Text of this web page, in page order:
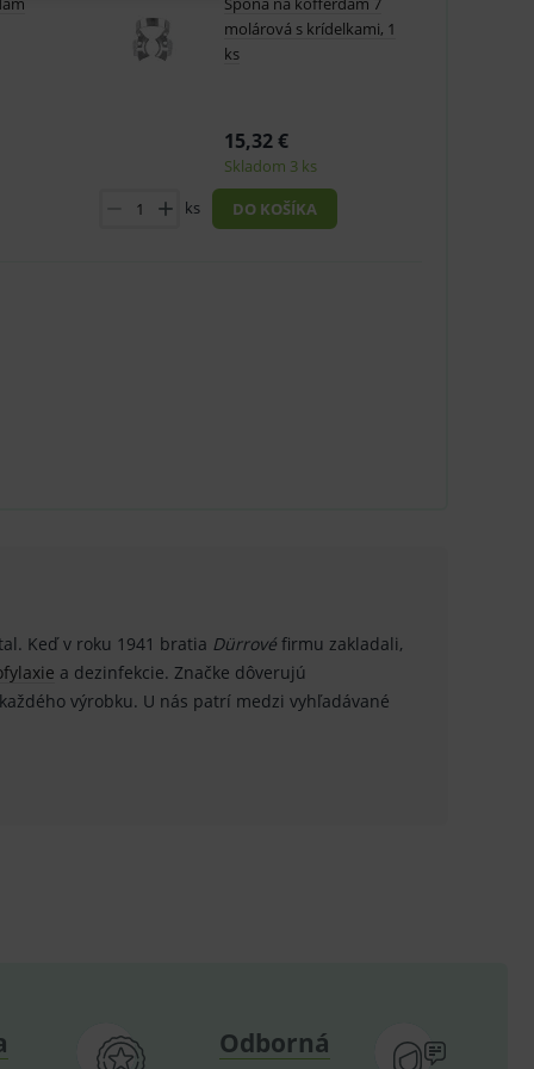
molárová s krídelkami, 1
ks
15,32 €
Skladom 3 ks
ks
DO KOŠÍKA
Keď v roku 1941 bratia Dürrové firmu zakladali,
a dezinfekcie. Značke dôverujú
výrobku. U nás patrí medzi vyhľadávané
Odborná
košíka atď. Pre správne
analytics.
analytics.
analytics.
reklamy.
cookies a
reklamy.